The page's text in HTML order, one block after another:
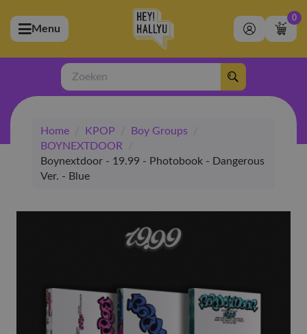
(Artiesten)
(Merchandise)
(Exclusive)
(Winkel)
Menu
0
Zoeken
Home / KPOP / Boy Groups
/
BOYNEXTDOOR
/
Boynextdoor - 19.99 - Photobook - Dangerous
Ver. - Blue